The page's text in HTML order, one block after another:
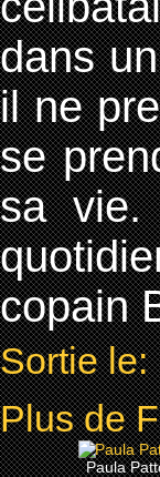
dans
il ne
se
sa vie.
copain
Sortie le:
Plus de
Paula